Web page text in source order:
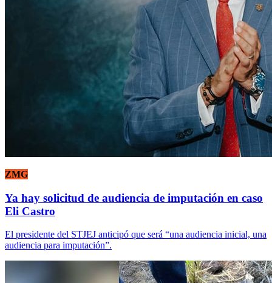
ZMG
Ya hay solicitud de audiencia de imputación en caso
Eli Castro
El presidente del STJEJ anticipó que será “una audiencia inicial, una
audiencia para imputación”.